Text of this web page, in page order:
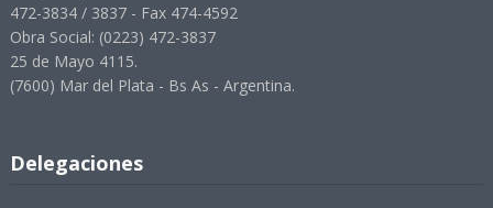
472-3834 / 3837 - Fax 474-4592
Obra Social: (0223) 472-3837
25 de Mayo 4115.
(7600) Mar del Plata - Bs As - Argentina.
Delegaciones